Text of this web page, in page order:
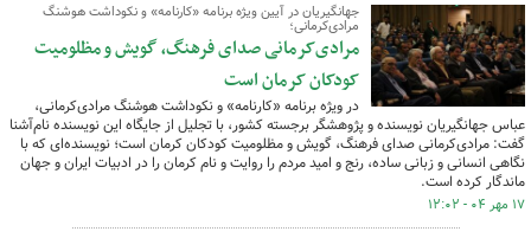
جهانگیریان در آیین ویژه برنامه «کارنامه» و نکوداشت هوشنگ
مرادی‌کرمانی؛
مرادی‌کرمانی صدای فرهنگ، گویش و مظلومیت
کودکان کرمان است
در ویژه برنامه «کارنامه» و نکوداشت هوشنگ مرادی‌کرمانی،
عباس جهانگیریان نویسنده و پژوهشگر برجسته کشور، با تجلیل از جایگاه این نویسنده نام‌آشنا
گفت: مرادی‌کرمانی صدای فرهنگ، گویش و مظلومیت کودکان کرمان است؛ نویسنده‌ای که با
نگاهی انسانی و زبانی ساده، رنج و امید مردم را روایت و نام کرمان را در ادبیات ایران و جهان
ماندگار کرده است.
۱۷ مهر ۰۴ - ۱۲:۰۲